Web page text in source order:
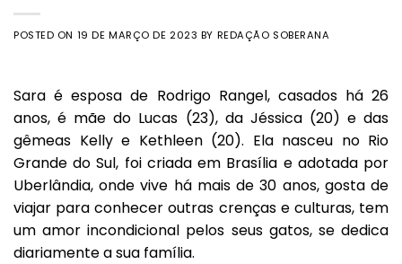
POSTED ON 19 DE MARÇO DE 2023 BY REDAÇÃO SOBERANA
Sara é esposa de Rodrigo Rangel, casados há 26
anos, é mãe do Lucas (23), da Jéssica (20) e das
gêmeas Kelly e Kethleen (20). Ela nasceu no Rio
Grande do Sul, foi criada em Brasília e adotada por
Uberlândia, onde vive há mais de 30 anos, gosta de
viajar para conhecer outras crenças e culturas, tem
um amor incondicional pelos seus gatos, se dedica
diariamente a sua família.